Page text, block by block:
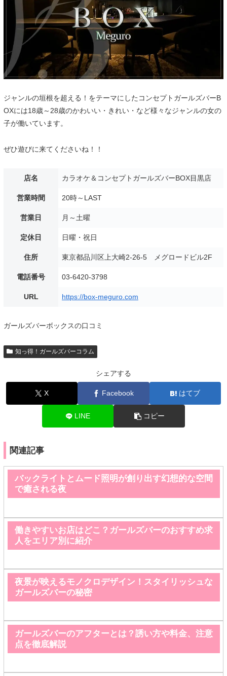
ジャンルの垣根を超える！をテーマにしたコンセプトガールズバーB
OXには18歳～28歳のかわいい・きれい・など様々なジャンルの女の
子が働いています。
ぜひ遊びに来てくださいね！！
店名 カラオケ＆コンセプトガールズバーBOX目黒店
営業時間 20時～LAST
営業日 月～土曜
定休日 日曜・祝日
住所 東京都品川区上大崎2-26-5 メグロードビル2F
電話番号 03-6420-3798
URL https://box-meguro.com
ガールズバーボックスの口コミ
知っ得！ガールズバーコラム
シェアする
X Facebook はてブ
LINE コピー
関連記事
バックライトとムード照明が創り出す幻想的な空間
で癒される夜
働きやすいお店はどこ？ガールズバーのおすすめ求
人をエリア別に紹介
夜景が映えるモノクロデザイン！スタイリッシュな
ガールズバーの秘密
ガールズバーのアフターとは？誘い方や料金、注意
点を徹底解説